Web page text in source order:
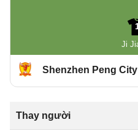
Ji
Shenzhen Peng City
Thay người